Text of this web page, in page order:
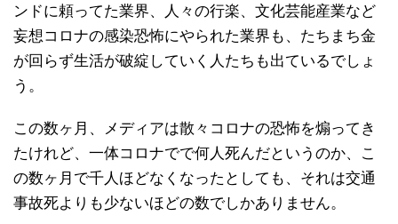
ンドに頼ってた業界、人々の行楽、文化芸能産業など
妄想コロナの感染恐怖にやられた業界も、たちまち金
が回らず生活が破綻していく人たちも出ているでしょ
う。
この数ヶ月、メディアは散々コロナの恐怖を煽ってき
たけれど、一体コロナでで何人死んだというのか、こ
の数ヶ月で千人ほどなくなったとしても、それは交通
事故死よりも少ないほどの数でしかありません。